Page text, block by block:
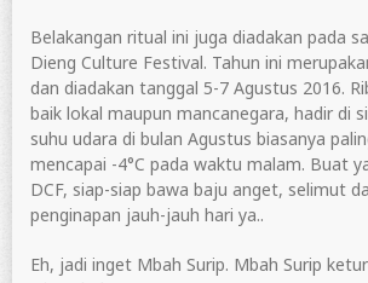
Belakangan ritual ini juga diadakan pada
Dieng Culture Festival. Tahun ini
dan diadakan tanggal 5-7 Agustus 2016.
baik lokal maupun mancanegara, hadir di
suhu udara di bulan Agustus biasanya
mencapai -4°C pada waktu malam. Buat
DCF, siap-siap bawa baju anget, selimut
penginapan jauh-jauh hari ya..
Eh, jadi inget Mbah Surip. Mbah Surip